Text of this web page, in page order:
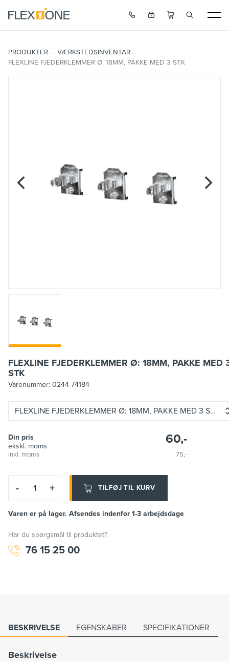
PRODUKTER
VÆRKSTEDSINVENTAR
FLEXLINE FJEDERKLEMMER Ø: 18MM, PAKKE MED 3 STK
FLEXLINE FJEDERKLEMMER Ø: 18MM, PAKKE MED
STK
Varenummer: 0244-74184
FLEXLINE FJEDERKLEMMER Ø: 18MM, PAKKE MED 3 STK
Din pris
ekskl. moms
60,-
inkl. moms 75,-
- + TILFØJ TIL KURV
Varen er på lager. Afsendes indenfor 1-3 arbejdsdage
Har du spørgsmål til produktet?
76 15 25 00
BESKRIVELSE EGENSKABER SPECIFIKATIONER
Beskrivelse